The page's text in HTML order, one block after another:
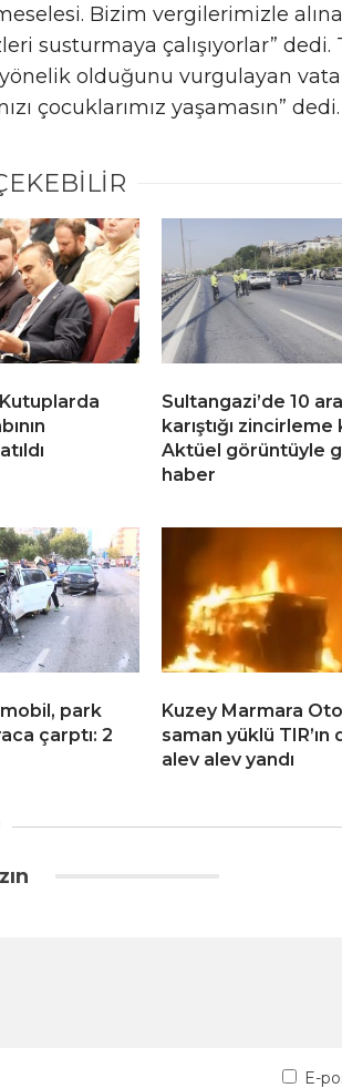
Bizim vergilerimizle
susturmaya çalışıyorlar” dedi.
olduğunu vurgulayan
çocuklarımız yaşamasın” dedi.
Sultangazi’de 10
karıştığı zincirleme
Aktüel görüntüyle
haber
park
çarptı: 2
Kuzey Marmara
saman yüklü TIR’ın
alev alev yandı
E-